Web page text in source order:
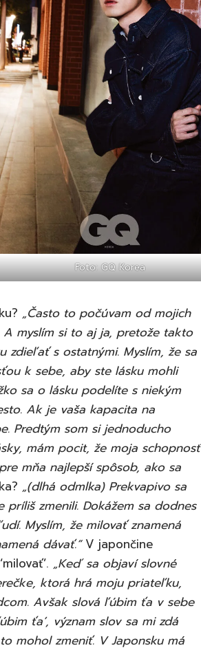
Foto: GQ Korea
„Často to počúvam od mojich
myslím si to aj ja, pretože takto
zdieľať s ostatnými. Myslím, že sa
k sebe, aby ste lásku mohli
sa o lásku podelíte s niekým
Ak je vaša kapacita na
Predtým som si jednoducho
mám pocit, že moja schopnosť
mňa najlepší spôsob, ako sa
„(dlhá odmlka) Prekvapivo sa
zmenili. Dokážem sa dodnes
Myslím, že milovať znamená
dávať.“V japončine
„Keď sa objaví slovné
ktorá hrá moju priateľku,
Avšak slová ľúbim ťa v sebe
ťa’, význam slov sa mi zdá
mohol zmeniť. V Japonsku má